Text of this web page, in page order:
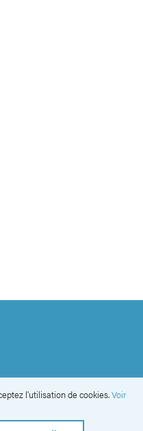
l'utilisation de cookies.Voir